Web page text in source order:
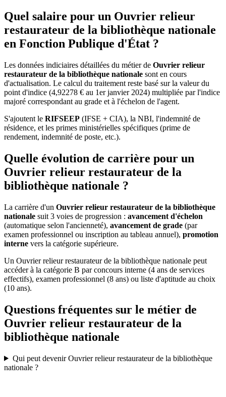
Quel salaire pour un Ouvrier relieur
restaurateur de la bibliothèque nationale
en Fonction Publique d'État ?
Les données indiciaires détaillées du métier de Ouvrier relieur
restaurateur de la bibliothèque nationale sont en cours
d'actualisation. Le calcul du traitement reste basé sur la valeur du
point d'indice (4,92278 € au 1er janvier 2024) multipliée par l'indice
majoré correspondant au grade et à l'échelon de l'agent.
S'ajoutent le RIFSEEP (IFSE + CIA), la NBI, l'indemnité de
résidence, et les primes ministérielles spécifiques (prime de
rendement, indemnité de poste, etc.).
Quelle évolution de carrière pour un
Ouvrier relieur restaurateur de la
bibliothèque nationale ?
La carrière d'un Ouvrier relieur restaurateur de la bibliothèque
nationale suit 3 voies de progression : avancement d'échelon
(automatique selon l'ancienneté), avancement de grade (par
examen professionnel ou inscription au tableau annuel), promotion
interne vers la catégorie supérieure.
Un Ouvrier relieur restaurateur de la bibliothèque nationale peut
accéder à la catégorie B par concours interne (4 ans de services
effectifs), examen professionnel (8 ans) ou liste d'aptitude au choix
(10 ans).
Questions fréquentes sur le métier de
Ouvrier relieur restaurateur de la
bibliothèque nationale
Qui peut devenir Ouvrier relieur restaurateur de la bibliothèque
nationale ?